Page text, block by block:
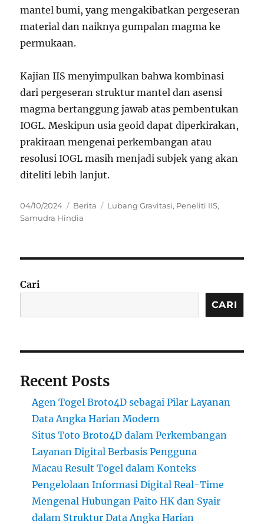
mantel bumi, yang mengakibatkan pergeseran
material dan naiknya gumpalan magma ke
permukaan.
Kajian IIS menyimpulkan bahwa kombinasi
dari pergeseran struktur mantel dan asensi
magma bertanggung jawab atas pembentukan
IOGL. Meskipun usia geoid dapat diperkirakan,
prakiraan mengenai perkembangan atau
resolusi IOGL masih menjadi subjek yang akan
diteliti lebih lanjut.
Posted
on
04/10/2024 Categories
Berita Tags
Lubang Gravitasi, Peneliti IIS,
Samudra Hindia
Cari
CARI
Recent Posts
Agen Togel Broto4D sebagai Pilar Layanan
Data Angka Harian Modern
Situs Toto Broto4D dalam Perkembangan
Layanan Digital Berbasis Pengguna
Macau Result Togel dalam Konteks
Pengelolaan Informasi Digital Real-Time
Mengenal Hubungan Paito HK dan Syair
dalam Struktur Data Angka Harian